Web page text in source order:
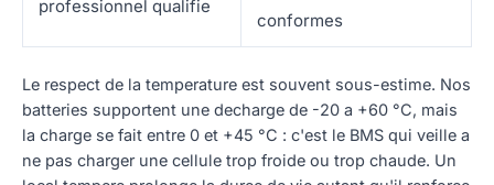
professionnel qualifie
conformes
Le respect de la temperature est souvent sous-estime. Nos
batteries supportent une decharge de -20 a +60 °C, mais
la charge se fait entre 0 et +45 °C : c'est le BMS qui veille a
ne pas charger une cellule trop froide ou trop chaude. Un